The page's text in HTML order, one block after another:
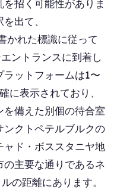
招く可能性がありま
出て、
かれた標識に従って
ントランスに到着し
ラットフォームは1〜
に表示されており、
備えた別個の待合室
クトペテルブルクの
ド・ボススタニヤ地
主要な通りであるネ
の距離にあります。